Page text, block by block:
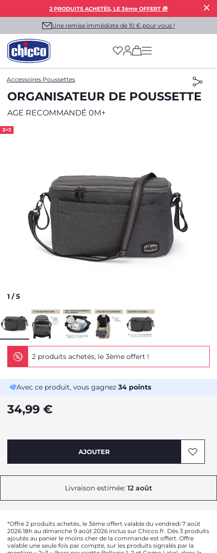
2 PRODUITS ACHETÉS, LE 3ème OFFERT 🎁
Une remise immédiate de 10 € pour vous !
(has more options
Accessoires Poussettes
ORGANISATEUR DE POUSSETTE
AGE RECOMMANDÉ 0M+
2=3
1 /5
2 produits achetés, le 3ème offert !
Avec ce produit, vous gagnez 34 points
34,99 €
AJOUTER
Livraison estimée: 12 août
*Offre 2 produits achetés, le 3ème offert valable du vendredi 7 août
2026 18h au dimanche 9 août 2026 inclus sur Chicco.fr. Dès 3 produits
ajoutés au panier le moins cher de la commande est offert. Offre
valable une seule fois par compte, sur les produits signalés par la